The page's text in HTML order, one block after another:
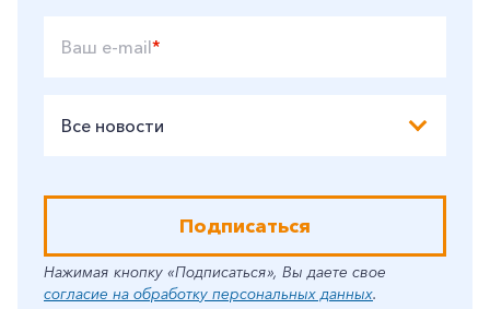
Ваш e-mail*
Все новости
Подписаться
Нажимая кнопку «Подписаться», Вы даете свое
согласие на обработку персональных данных.